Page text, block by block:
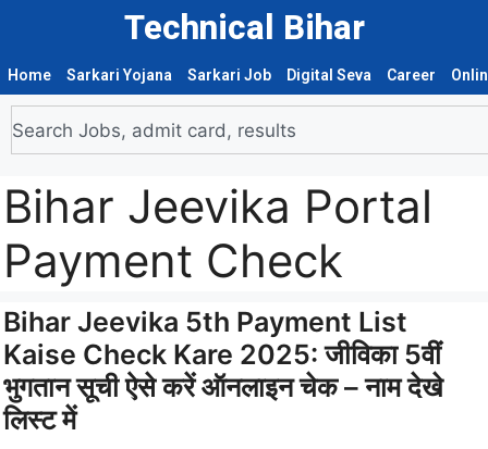
Technical Bihar
Home Sarkari Yojana Sarkari Job Digital Seva Career
Bihar Jeevika Portal
Payment Check
Bihar Jeevika 5th Payment List
Kaise Check Kare 2025: जीविका 5वीं
भुगतान सूची ऐसे करें ऑनलाइन चेक – नाम देखे
लिस्ट में